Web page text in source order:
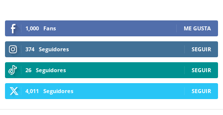
1,000 Fans ME GUSTA
374 Seguidores SEGUIR
26 Seguidores SEGUIR
4,011 Seguidores SEGUIR